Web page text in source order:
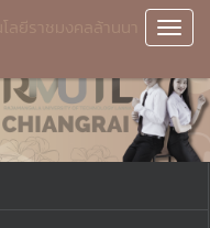
ยีราชมงคลล้านนา